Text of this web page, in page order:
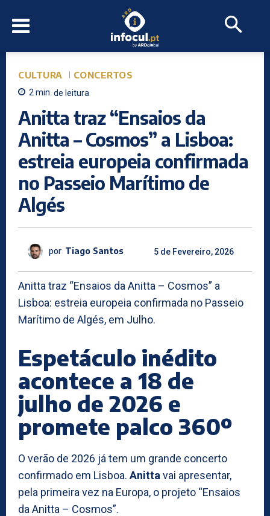
CULTURA CONCERTOS
2min. de leitura
Anitta traz “Ensaios da
Anitta – Cosmos” a Lisboa:
estreia europeia confirmada
no Passeio Marítimo de
Algés
por Tiago Santos 5 de Fevereiro, 2026
Anitta traz “Ensaios da Anitta – Cosmos” a
Lisboa: estreia europeia confirmada no Passeio
Marítimo de Algés, em Julho.
Espetáculo inédito
acontece a 18 de
julho de 2026 e
promete palco 360º
O verão de 2026 já tem um grande concerto
confirmado em Lisboa. Anitta vai apresentar,
pela primeira vez na Europa, o projeto “Ensaios
da Anitta – Cosmos”.